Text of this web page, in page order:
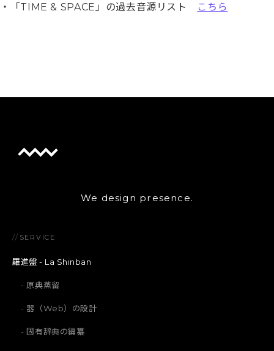
・「TIME & SPACE」の過去音源リスト こちら
We design presence.
// SERVICE
羅進盤 - La Shinban
原典蒸留
器（Web）の設計
固有辞典の編纂